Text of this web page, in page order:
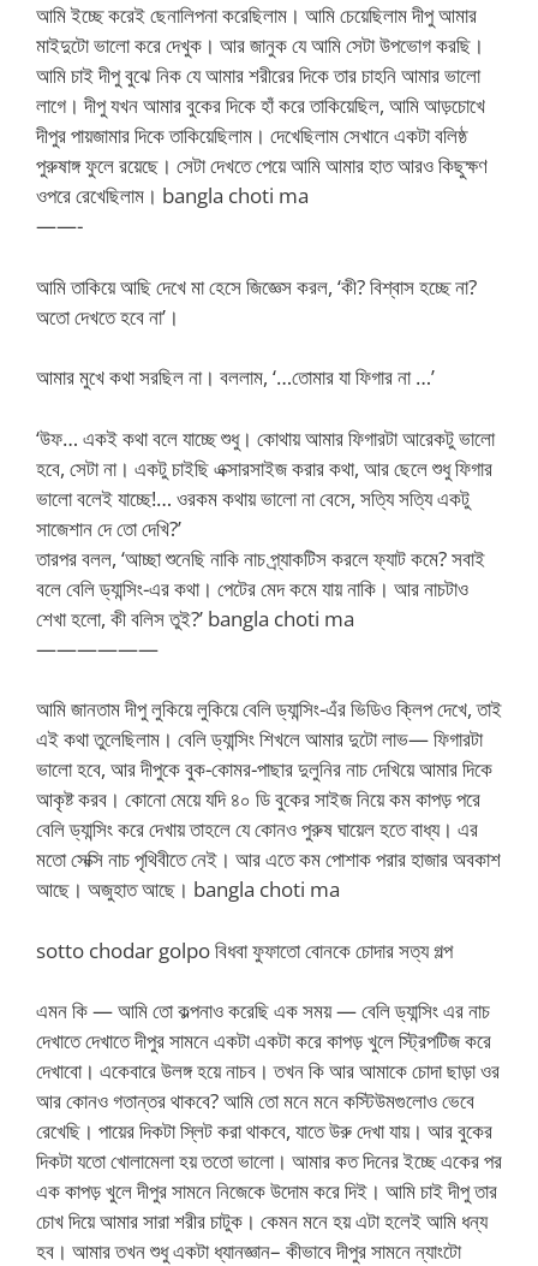
আমি ইচ্ছে করেই ছেনালিপনা করেছিলাম। আমি চেয়েছিলাম দীপু আমার
মাইদুটো ভালো করে দেখুক। আর জানুক যে আমি সেটা উপভোগ করছি।
আমি চাই দীপু বুঝে নিক যে আমার শরীরের দিকে তার চাহনি আমার ভালো
লাগে। দীপু যখন আমার বুকের দিকে হাঁ করে তাকিয়েছিল, আমি আড়চোখে
দীপুর পায়জামার দিকে তাকিয়েছিলাম। দেখেছিলাম সেখানে একটা বলিষ্ঠ
পুরুষাঙ্গ ফুলে রয়েছে। সেটা দেখতে পেয়ে আমি আমার হাত আরও কিছুক্ষণ
ওপরে রেখেছিলাম। bangla choti ma
——-
আমি তাকিয়ে আছি দেখে মা হেসে জিজ্ঞেস করল, ‘কী? বিশ্বাস হচ্ছে না?
অতো দেখতে হবে না’।
আমার মুখে কথা সরছিল না। বললাম, ‘…তোমার যা ফিগার না …’
‘উফ… একই কথা বলে যাচ্ছে শুধু। কোথায় আমার ফিগারটা আরেকটু ভালো
হবে, সেটা না। একটু চাইছি এক্সারসাইজ করার কথা, আর ছেলে শুধু ফিগার
ভালো বলেই যাচ্ছে!… ওরকম কথায় ভালো না বেসে, সত্যি সত্যি একটু
সাজেশান দে তো দেখি?’
তারপর বলল, ‘আচ্ছা শুনেছি নাকি নাচ প্র্যাকটিস করলে ফ্যাট কমে? সবাই
বলে বেলি ড্যান্সিং-এর কথা। পেটের মেদ কমে যায় নাকি। আর নাচটাও
শেখা হলো, কী বলিস তুই?’ bangla choti ma
——————
আমি জানতাম দীপু লুকিয়ে লুকিয়ে বেলি ড্যান্সিং-এঁর ভিডিও ক্লিপ দেখে, তাই
এই কথা তুলেছিলাম। বেলি ড্যান্সিং শিখলে আমার দুটো লাভ— ফিগারটা
ভালো হবে, আর দীপুকে বুক-কোমর-পাছার দুলুনির নাচ দেখিয়ে আমার দিকে
আকৃষ্ট করব। কোনো মেয়ে যদি ৪০ ডি বুকের সাইজ নিয়ে কম কাপড় পরে
বেলি ড্যান্সিং করে দেখায় তাহলে যে কোনও পুরুষ ঘায়েল হতে বাধ্য। এর
মতো সেক্সি নাচ পৃথিবীতে নেই। আর এতে কম পোশাক পরার হাজার অবকাশ
আছে। অজুহাত আছে। bangla choti ma
sotto chodar golpo বিধবা ফুফাতো বোনকে চোদার সত্য গল্প
এমন কি — আমি তো কল্পনাও করেছি এক সময় — বেলি ড্যান্সিং এর নাচ
দেখাতে দেখাতে দীপুর সামনে একটা একটা করে কাপড় খুলে স্ট্রিপটিজ করে
দেখাবো। একেবারে উলঙ্গ হয়ে নাচব। তখন কি আর আমাকে চোদা ছাড়া ওর
আর কোনও গতান্তর থাকবে? আমি তো মনে মনে কস্টিউমগুলোও ভেবে
রেখেছি। পায়ের দিকটা স্লিট করা থাকবে, যাতে উরু দেখা যায়। আর বুকের
দিকটা যতো খোলামেলা হয় ততো ভালো। আমার কত দিনের ইচ্ছে একের পর
এক কাপড় খুলে দীপুর সামনে নিজেকে উদোম করে দিই। আমি চাই দীপু তার
চোখ দিয়ে আমার সারা শরীর চাটুক। কেমন মনে হয় এটা হলেই আমি ধন্য
হব। আমার তখন শুধু একটা ধ্যানজ্ঞান– কীভাবে দীপুর সামনে ন্যাংটো